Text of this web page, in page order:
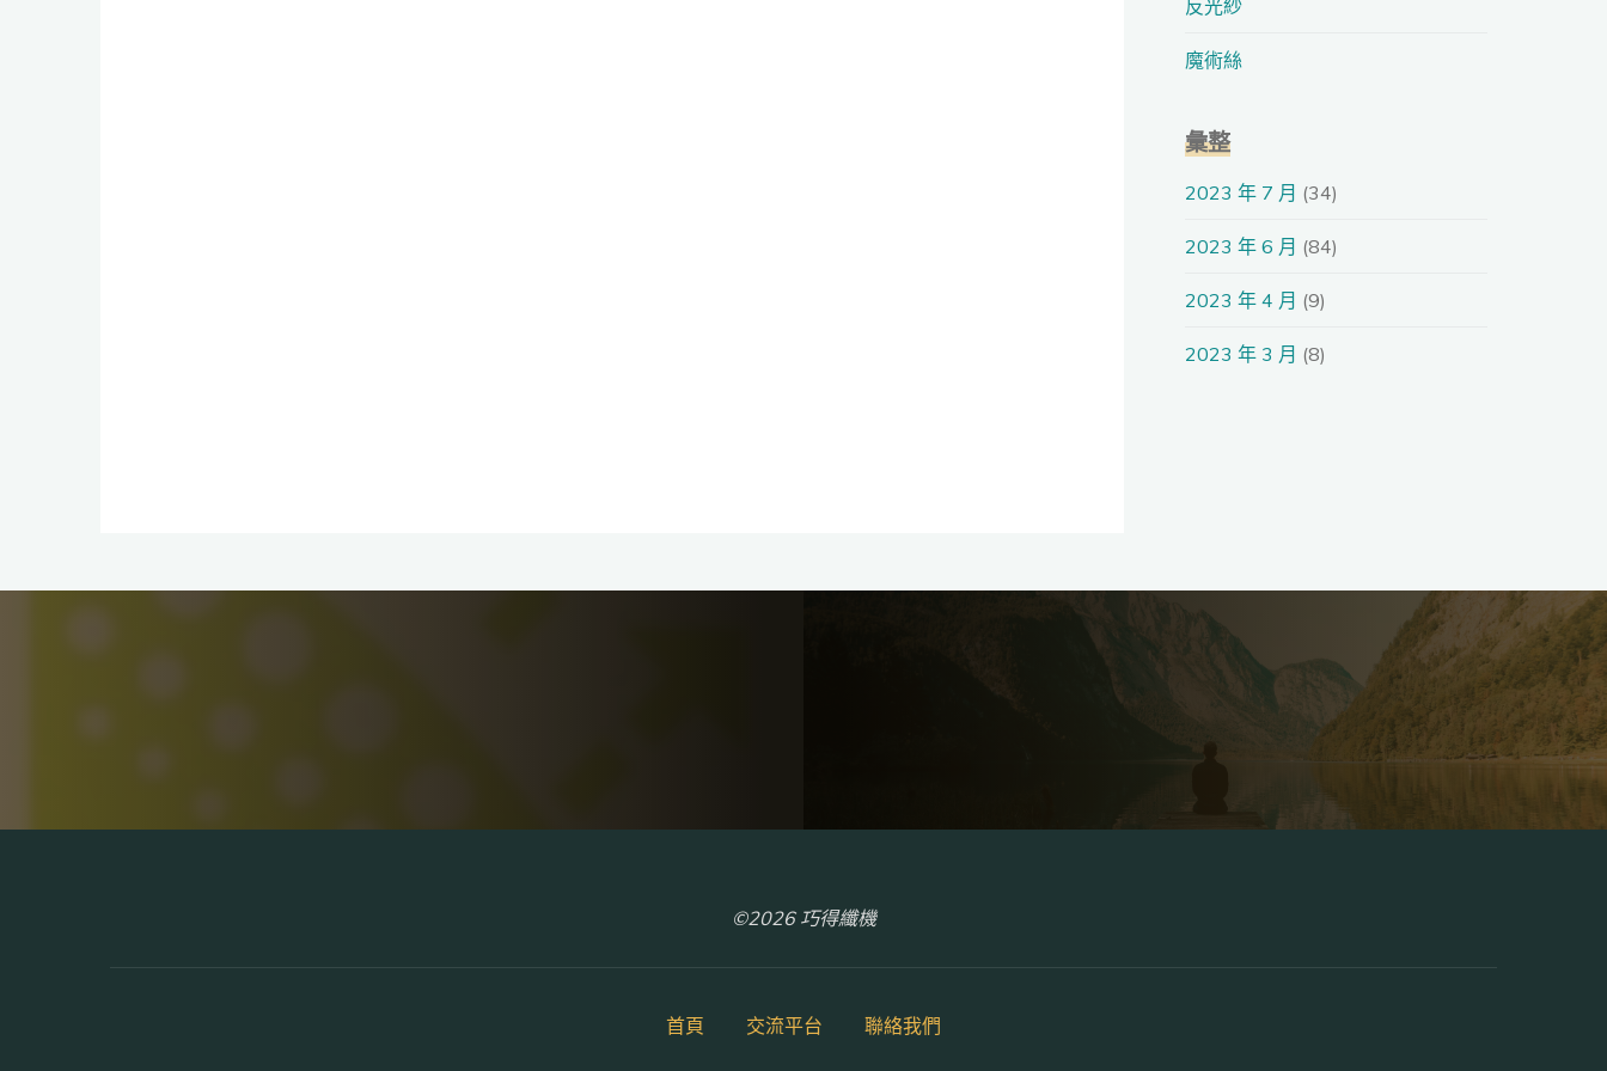
反光紗
魔術絲
彙整
2023 年 7 月 (34)
2023 年 6 月 (84)
2023 年 4 月 (9)
2023 年 3 月 (8)
©2026 巧得纖機
首頁 交流平台 聯絡我們